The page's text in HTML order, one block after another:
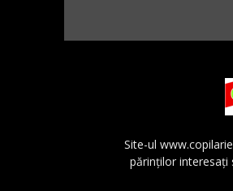
Site-ul
părinţilor interesaţi